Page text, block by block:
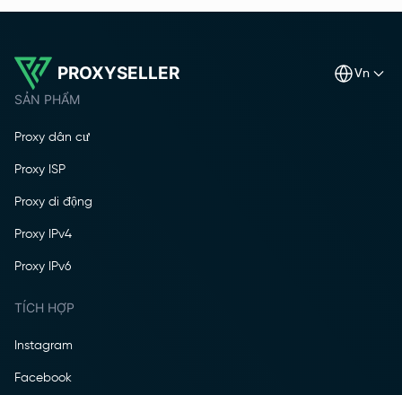
PROXYSELLER vn
SẢN PHẨM
Proxy dân cư
Proxy ISP
Proxy di động
Proxy IPv4
Proxy IPv6
TÍCH HỢP
Instagram
Facebook